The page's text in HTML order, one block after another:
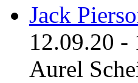
Jack
12.09.20 -
Aurel